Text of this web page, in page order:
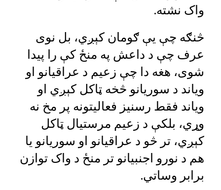
واک نشته.
څنګه چې يې ګومان کېږي، بل نوی
عرف چې د داعش په منځ کې را پيدا
شوی، هغه دا چې زعيم د عراقيانو او
وياند د سوريانو څخه ټاکل کېږي او
وياند فقط رسنيز فعاليتونه پر مخ نه
وړي، بلکې د زعيم مرستيال ټاکل
کېږي، تر څو د عراقيانو او سوريانو يا
هم د نورو اجنبيانو تر منځ د واک توازن
برابر وساتي.